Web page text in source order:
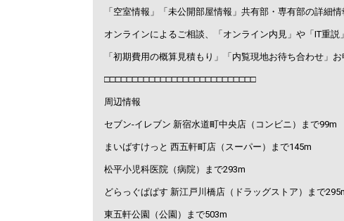
「空室情報」「未公開部屋情報」共有部・専有部の詳細
オンラインによるご相談、「オンライン内見」や「IT重説
「初期費用の概算見積もり」「内覧現地お待ち合わせ」
□□□□□□□□□□□□□□□□□□□□□□□□□□□
周辺情報
セブン-イレブン 新宿水道町中央店（コンビニ）まで99m
まいばすけっと 西五軒町店（スーパー）まで145m
松平小児科医院（病院）まで293m
どらっぐぱぱす 新江戸川橋店（ドラッグストア）まで
東五軒公園（公園）まで503m